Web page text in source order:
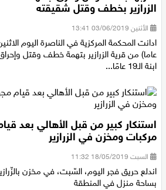
فن
ضربها بالشاكوش وحرق جثتها
الزرازير بخطف وقتل شقيقته
الأثنين 03/06/2019 13:41
عاما) من قرية الزرازير بتهمة خطف وقتل
استنكار كبير من قبل الأهالي بعد
مركبات ومخزن في الزرازير
السبت 18/05/2019 11:32
اندلع حريق فجر اليوم، السّبت، في مخزن